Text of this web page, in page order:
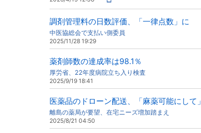
調剤管理料の日数評価、「一律点数」に
中医協総会で支払い側委員
2025/11/28 19:29
薬剤師数の達成率は98.1％
厚労省、22年度病院立ち入り検査
2025/9/19 18:41
医薬品のドローン配送、「麻薬可能にして」
離島の薬局が要望、在宅ニーズ増加踏まえ
2025/8/21 04:50